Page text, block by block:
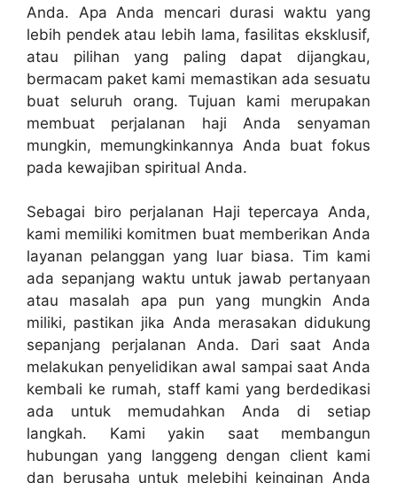
Anda. Apa Anda mencari durasi waktu yang
lebih pendek atau lebih lama, fasilitas eksklusif,
atau pilihan yang paling dapat dijangkau,
bermacam paket kami memastikan ada sesuatu
buat seluruh orang. Tujuan kami merupakan
membuat perjalanan haji Anda senyaman
mungkin, memungkinkannya Anda buat fokus
pada kewajiban spiritual Anda.
Sebagai biro perjalanan Haji tepercaya Anda,
kami memiliki komitmen buat memberikan Anda
layanan pelanggan yang luar biasa. Tim kami
ada sepanjang waktu untuk jawab pertanyaan
atau masalah apa pun yang mungkin Anda
miliki, pastikan jika Anda merasakan didukung
sepanjang perjalanan Anda. Dari saat Anda
melakukan penyelidikan awal sampai saat Anda
kembali ke rumah, staff kami yang berdedikasi
ada untuk memudahkan Anda di setiap
langkah. Kami yakin saat membangun
hubungan yang langgeng dengan client kami
dan berusaha untuk melebihi keinginan Anda